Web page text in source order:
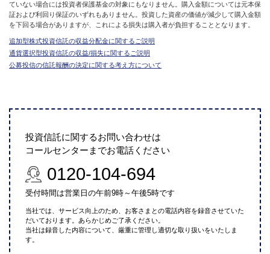
ていない場合には投資者保護基金の対象にもなりません。購入金額については元本保
証および利回り保証のいずれもありません。投資した資産の価値が減少して購入金額
を下回る場合がありますが、これによる損失は購入者が負担することとなります。
追加型株式投資信託の収益分配金に関するご説明
通貨選択型投資信託の収益/損失に関するご説明
公募投信の信託報酬の決定に関する考え方について
投資信託に関するお問い合わせは
コールセンターまでお電話ください
0120-104-694
受付時間は営業日の午前9時～午後5時です
当社では、サービス向上のため、お客さまとの電話内容を録音させていた
だいております。あらかじめご了承ください。
当社は録音した内容について、厳重に管理し適切な取り扱いをいたしま
す。